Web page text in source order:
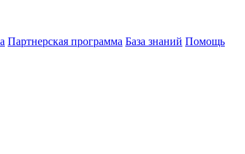
Партнерская программа База знаний Помощь